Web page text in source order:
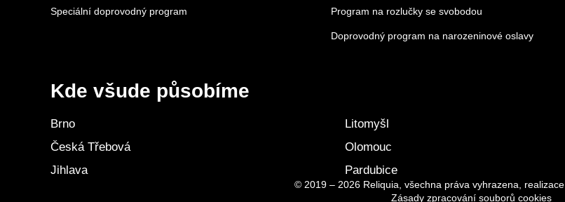
Speciální doprovodný program Program na rozlučky se svobodou
Doprovodný program na narozeninové oslavy
Kde všude působíme
Brno
Česká Třebová
Jihlava
Litomyšl
Olomouc
Pardubice
© 2019 – 2026 Reliquia, všechna práva vyhrazena, realizace
Zásady zpracování souborů cookies